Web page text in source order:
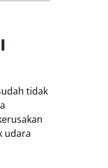
tidak
udara